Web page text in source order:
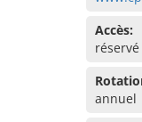
Accès:
annuel